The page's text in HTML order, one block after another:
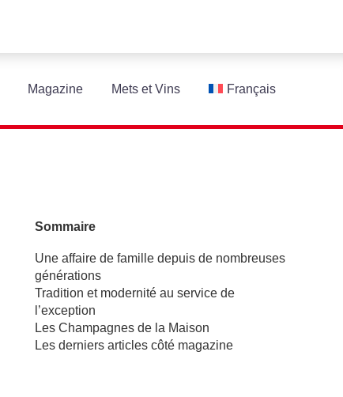
Magazine Mets et Vins Français
Sommaire
Une affaire de famille depuis de nombreuses
générations
Tradition et modernité au service de
l’exception
Les Champagnes de la Maison
Les derniers articles côté magazine